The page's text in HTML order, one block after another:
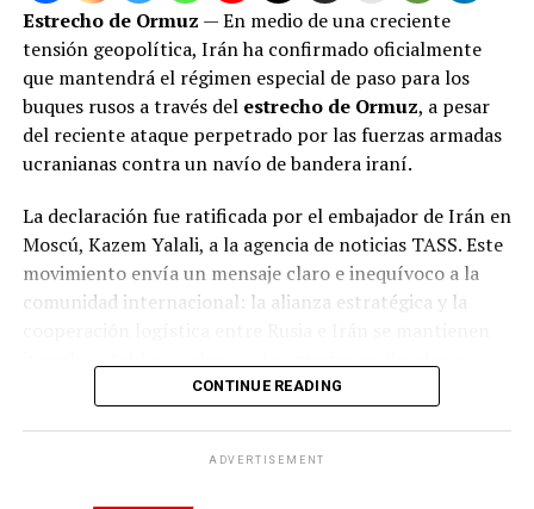
contemporánea, sino que también amenaza con
redefinir las alianzas diplomáticas y las tensiones
militares en la zona. Irak, que durante años ha luchado
por consolidar su soberanía e institucionalidad, se
encuentra ahora en la encrucijada de contener una
interferencia externa inédita que busca utilizar su suelo
como un tablero de ajedrez para intereses ajenos. La
comunidad internacional observa con cautela, a la
espera de cómo responderán los implicados ante
pruebas de semejante calibre.
Estrecho de Ormuz — En medio de una creciente
tensión geopolítica, Irán ha confirmado oficialmente
que mantendrá el régimen especial de paso para los
buques rusos a través del estrecho de Ormuz, a pesar
del reciente ataque perpetrado por las fuerzas armadas
ucranianas contra un navío de bandera iraní.
La declaración fue ratificada por el embajador de Irán en
Moscú, Kazem Yalali, a la agencia de noticias TASS. Este
movimiento envía un mensaje claro e inequívoco a la
comunidad internacional: la alianza estratégica y la
buscan desestabilizar la región.
Coordinación militar de alto nivel y
CONTINUE READING
ADVERTISEMENT